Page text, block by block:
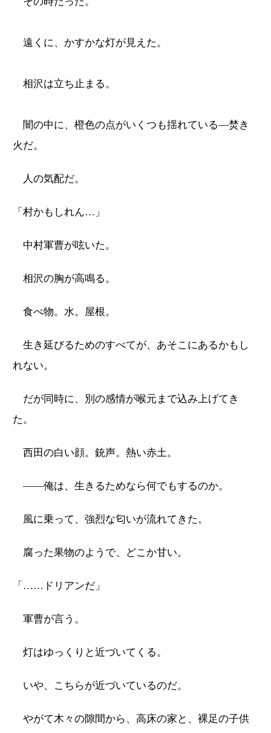
遠くに、かすかな灯が見えた。
相沢は立ち止まる。
闇の中に、橙色の点がいくつも揺れている―焚き
火だ。
人の気配だ。
「村かもしれん…」
中村軍曹が呟いた。
相沢の胸が高鳴る。
食べ物。水。屋根。
生き延びるためのすべてが、あそこにあるかもし
れない。
だが同時に、別の感情が喉元まで込み上げてき
た。
西田の白い顔。銃声。熱い赤土。
――俺は、生きるためなら何でもするのか。
風に乗って、強烈な匂いが流れてきた。
腐った果物のようで、どこか甘い。
「……ドリアンだ」
軍曹が言う。
灯はゆっくりと近づいてくる。
いや、こちらが近づいているのだ。
やがて木々の隙間から、高床の家と、裸足の子供